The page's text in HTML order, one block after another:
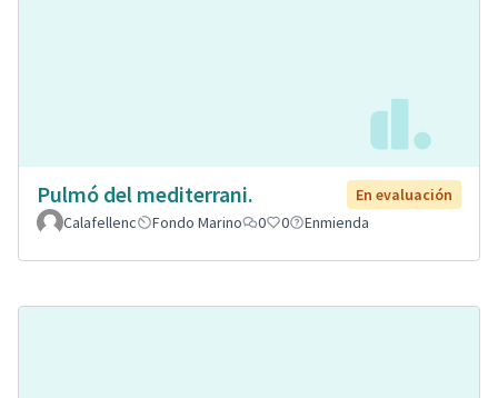
Pulmó del mediterrani.
En evaluación
Calafellenc
Fondo Marino 0 0 Enmienda